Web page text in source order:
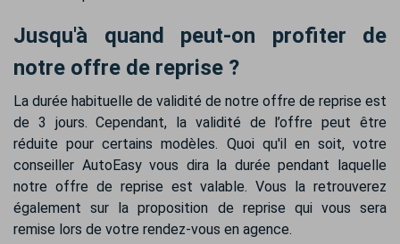
Jusqu'à quand peut-on profiter de
notre offre de reprise ?
La durée habituelle de validité de notre offre de reprise est
de 3 jours. Cependant, la validité de l’offre peut être
réduite pour certains modèles. Quoi qu'il en soit, votre
conseiller AutoEasy vous dira la durée pendant laquelle
notre offre de reprise est valable. Vous la retrouverez
également sur la proposition de reprise qui vous sera
remise lors de votre rendez-vous en agence.